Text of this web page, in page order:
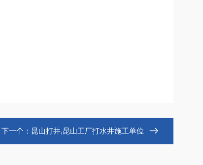
下一个： 昆山打井,昆山工厂打水井施工单位